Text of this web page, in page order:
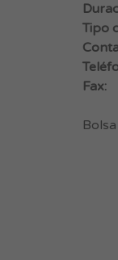
Tipo
Fax: